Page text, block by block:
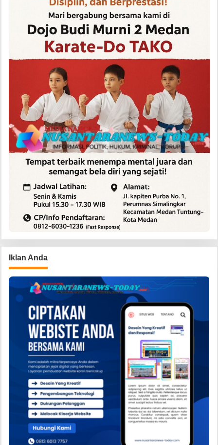
Iklan Anda